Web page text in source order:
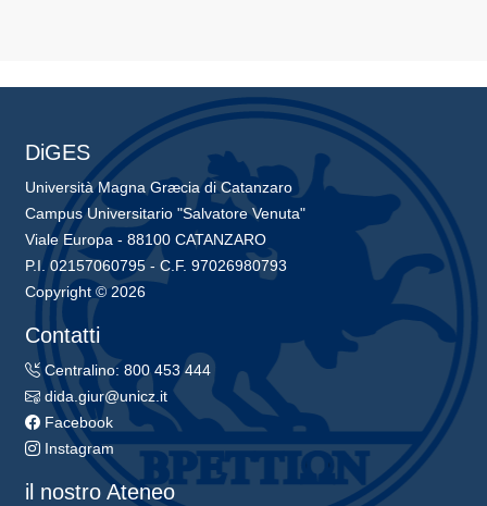
DiGES
Università Magna Græcia di Catanzaro
Campus Universitario "Salvatore Venuta"
Viale Europa - 88100 CATANZARO
P.I. 02157060795 - C.F. 97026980793
Copyright © 2026
Contatti
Centralino: 800 453 444
dida.giur@unicz.it
Facebook
Instagram
il nostro Ateneo